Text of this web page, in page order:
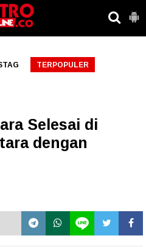
TERPOPULER
Selesai di
dengan